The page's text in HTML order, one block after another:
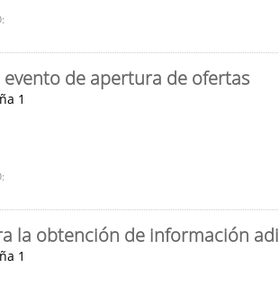
de apertura de ofertas
1
la obtención de información
1